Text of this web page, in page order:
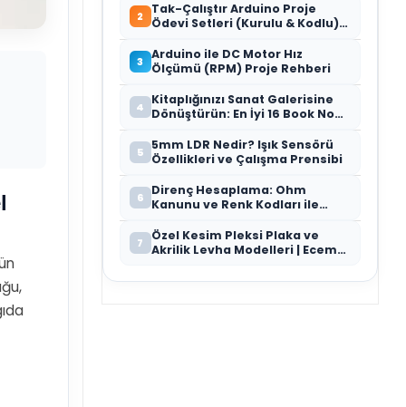
2 Tak-Çalıştır Arduino Proje
Ödevi Setleri (Kurulu & Kodlu) –
3 Arduino ile DC Motor Hız
Ölçümü (RPM) Proje Rehberi
4 Kitaplığınızı Sanat Galerisine
Dönüştürün: En İyi 16 Book Nook
5 5mm LDR Nedir? Işık Sensörü
Özellikleri ve Çalışma Prensibi
6 Direnç Hesaplama: Ohm
Kanunu ve Renk Kodları ile
7
Özel Kesim Pleksi Plaka ve
Akrilik Levha Modelleri | Ecem